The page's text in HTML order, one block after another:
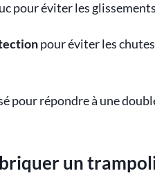
pour éviter les
pour éviter les
pour répondre à une
un